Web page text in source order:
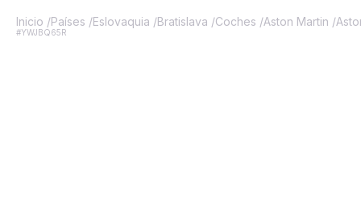
Inicio /Países /Eslovaquia /Bratislava /Coches /Aston Martin /
#YWJBQ65R